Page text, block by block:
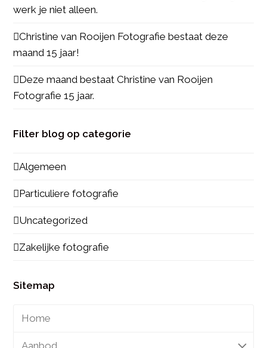
werk je niet alleen.
Christine van Rooijen Fotografie bestaat deze
maand 15 jaar!
Deze maand bestaat Christine van Rooijen
Fotografie 15 jaar.
Filter blog op categorie
Algemeen
Particuliere fotografie
Uncategorized
Zakelijke fotografie
Sitemap
Home